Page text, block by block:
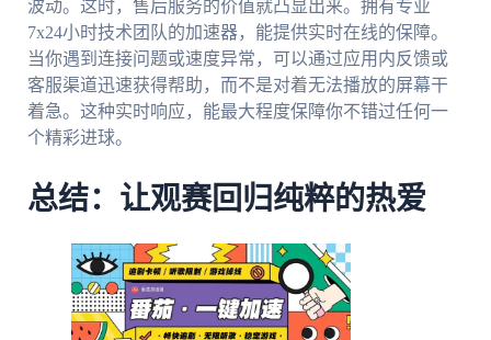
波动。这时，售后服务的价值就凸显出来。拥有专业
7x24小时技术团队的加速器，能提供实时在线的保障。
当你遇到连接问题或速度异常，可以通过应用内反馈或
客服渠道迅速获得帮助，而不是对着无法播放的屏幕干
着急。这种实时响应，能最大程度保障你不错过任何一
个精彩进球。
总结：让观赛回归纯粹的热爱